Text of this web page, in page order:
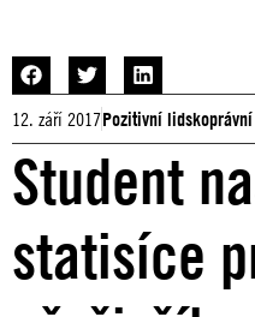
12. září 2017Pozitivní
Student
statisíce